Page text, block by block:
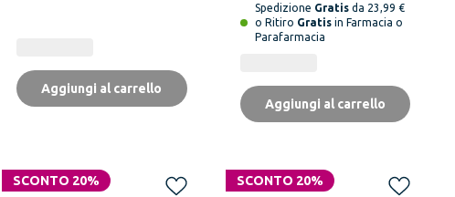
Aggiungi al carrello
Spedizione Gratisda 23,99 €
o Ritiro Gratisin Farmacia o
Parafarmacia
Aggiungi al carrello
SCONTO 20% SCONTO 20%